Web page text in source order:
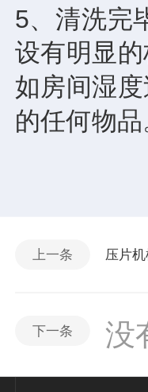
5、清洗完
设有明显
如房间湿
的任何物品
上一条 压片
下一条 没